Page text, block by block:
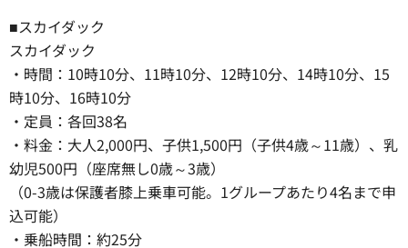
■スカイダック
スカイダック
・時間：10時10分、11時10分、12時10分、14時10分、15
時10分、16時10分
・定員：各回38名
・料金：大人2,000円、子供1,500円（子供4歳～11歳）、乳
幼児500円（座席無し0歳～3歳）
（0-3歳は保護者膝上乗車可能。1グループあたり4名まで申
込可能）
・乗船時間：約25分